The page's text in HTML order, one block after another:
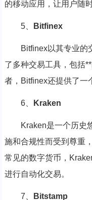
的移动应用，让用户随
5、 Bitfinex
Bitfinex以其专业的
了多种交易工具，包括
者，Bitfinex还提供了一
6、 Kraken
Kraken是一个历史
施和合规性而受到尊重
常见的数字货币，
进行自动化交易。
7、 Bitstamp